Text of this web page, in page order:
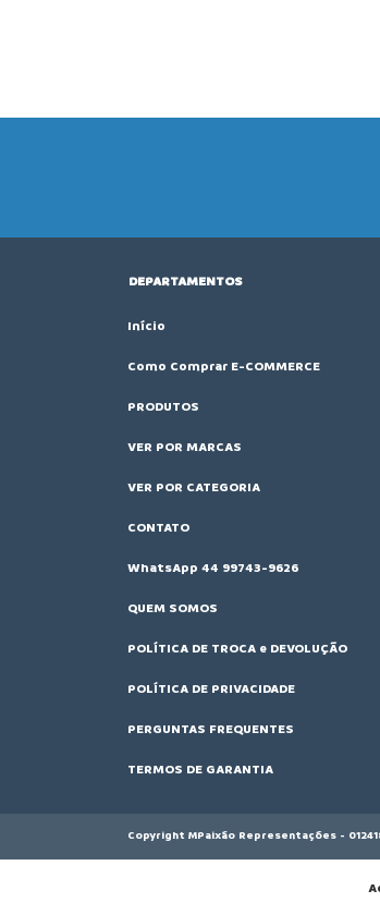
DEPARTAMENTOS
Início
Como Comprar E-COMMERCE
PRODUTOS
VER POR MARCAS
VER POR CATEGORIA
CONTATO
WhatsApp 44 99743-9626
QUEM SOMOS
POLÍTICA DE TROCA e DEVOLUÇÃO
POLÍTICA DE PRIVACIDADE
PERGUNTAS FREQUENTES
TERMOS DE GARANTIA
Copyright MPaixão Representações -